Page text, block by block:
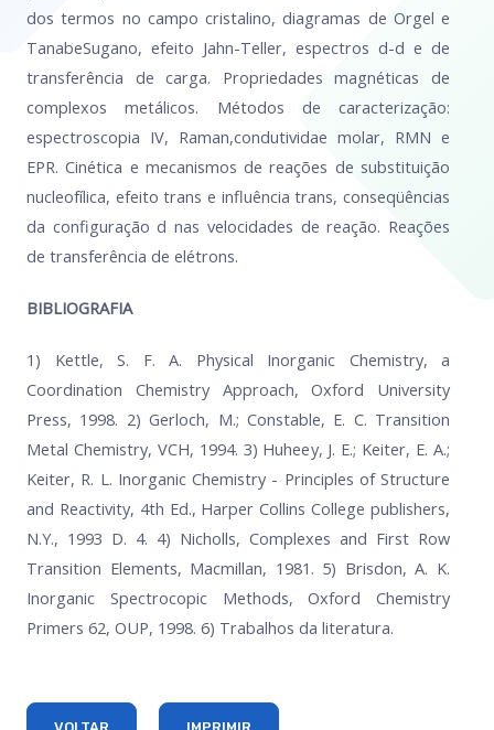
dos termos no campo cristalino, diagramas de Orgel e
TanabeSugano, efeito Jahn-Teller, espectros d-d e de
transferência de carga. Propriedades magnéticas de
complexos metálicos. Métodos de caracterização:
espectroscopia IV, Raman,condutividae molar, RMN e
EPR. Cinética e mecanismos de reações de substituição
nucleofílica, efeito trans e influência trans, conseqüências
da configuração d nas velocidades de reação. Reações
de transferência de elétrons.
BIBLIOGRAFIA
1) Kettle, S. F. A. Physical Inorganic Chemistry, a
Coordination Chemistry Approach, Oxford University
Press, 1998. 2) Gerloch, M.; Constable, E. C. Transition
Metal Chemistry, VCH, 1994. 3) Huheey, J. E.; Keiter, E. A.;
Keiter, R. L. Inorganic Chemistry - Principles of Structure
and Reactivity, 4th Ed., Harper Collins College publishers,
N.Y., 1993 D. 4. 4) Nicholls, Complexes and First Row
Transition Elements, Macmillan, 1981. 5) Brisdon, A. K.
Inorganic Spectrocopic Methods, Oxford Chemistry
Primers 62, OUP, 1998. 6) Trabalhos da literatura.